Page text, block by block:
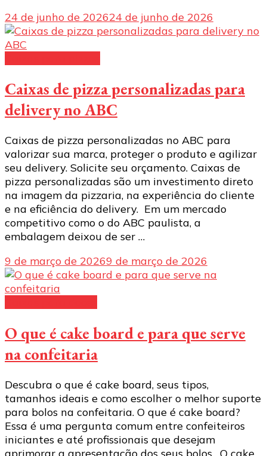
24 de junho de 202624 de junho de 2026
Caixas de pizza personalizadas para
delivery no ABC
Caixas de pizza personalizadas no ABC para
valorizar sua marca, proteger o produto e agilizar
seu delivery. Solicite seu orçamento. Caixas de
pizza personalizadas são um investimento direto
na imagem da pizzaria, na experiência do cliente
e na eficiência do delivery. Em um mercado
competitivo como o do ABC paulista, a
embalagem deixou de ser …
9 de março de 20269 de março de 2026
O que é cake board e para que serve
na confeitaria
Descubra o que é cake board, seus tipos,
tamanhos ideais e como escolher o melhor suporte
para bolos na confeitaria. O que é cake board?
Essa é uma pergunta comum entre confeiteiros
iniciantes e até profissionais que desejam